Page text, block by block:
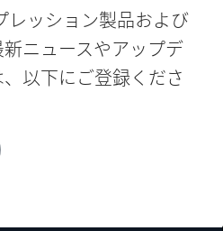
レッション製品および
ニュースやアップデ
以下にご登録くださ